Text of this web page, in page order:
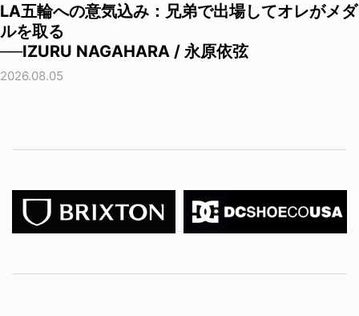
LA五輪への意気込み：兄弟で出場してオレがメダ
ルを取る
──IZURU NAGAHARA / 永原依弦
2026.08.05